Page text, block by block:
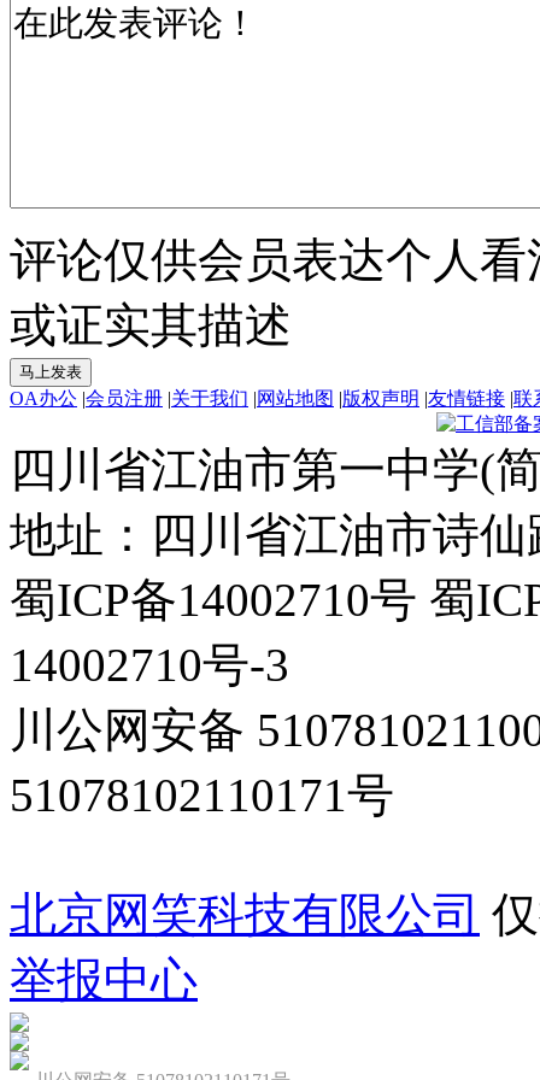
评论仅供会员表达个人
或证实其描述
OA办公 |会员注册 |关于我们 |网站地图 |版权声明 |友情链接 |联
四川省江油市第一中学(
地址：四川省江油市诗仙
蜀ICP备14002710号 蜀
14002710号-3
川公网安备
51078102110171号
北京网笑科技有限公司
举报中心